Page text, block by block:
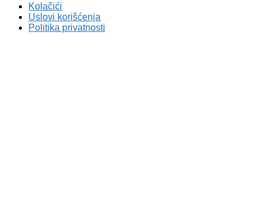
Kolačići
Uslovi korišćenja
Politika privatnosti